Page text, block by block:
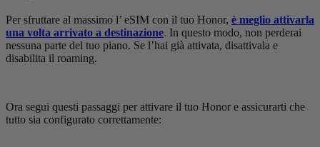
Per sfruttare al massimo l’ eSIM con il tuo Honor, è meglio attivarla
una volta arrivato a destinazione. In questo modo, non perderai
nessuna parte del tuo piano. Se l’hai già attivata, disattivala e
disabilita il roaming.
Ora segui questi passaggi per attivare il tuo Honor e assicurarti che
tutto sia configurato correttamente: